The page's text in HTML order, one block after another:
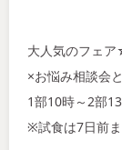
大人気のフェ
×お悩み相談会
1部10時～2部
※試食は7日前ま